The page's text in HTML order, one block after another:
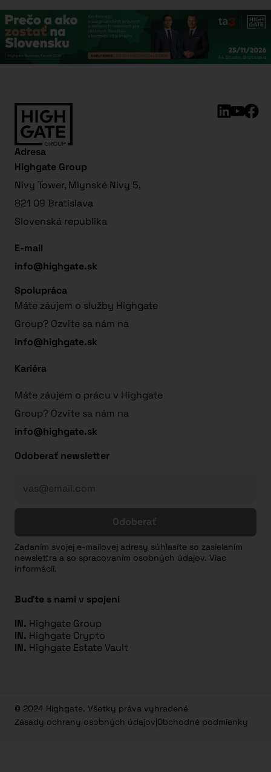
Adresa
Highgate Group
Nivy Tower, Mlynské Nivy 5,
821 09 Bratislava
Slovenská republika
E-mail
info@highgate.sk
Spolupráca
Máte záujem o služby Highgate
Group? Ozvite sa nám na
info@highgate.sk
Kariéra
Máte záujem o prácu v Highgate
Group? Ozvite sa nám na
info@highgate.sk
Odoberať newsletter
Odoberať
Zadaním svojej e-mailovej adresy súhlasíte so zasielaním
newslettra a so spracovaním osobných údajov. Viac
informácií.
Buďte s nami v spojení
IN. Highgate Group
IN. Highgate Crypto
IN. Highgate Estate Vault
© 2024 Highgate. Všetky práva vyhradené
Zásady ochrany osobných údajov|Obchodné podmienky